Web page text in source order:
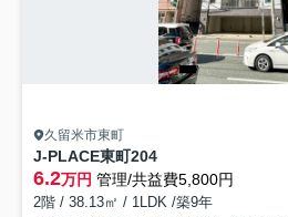
久留米市東町
J-PLACE東町204
6.2万円 管理/共益費5,800円
2階 / 38.13㎡ / 1LDK /築9年